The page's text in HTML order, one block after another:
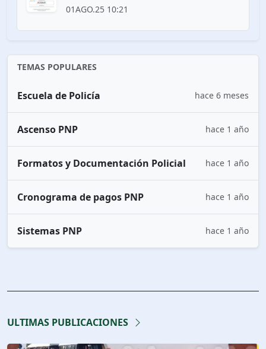
01AGO.25 10:21
TEMAS POPULARES
Escuela de Policía hace 6 meses
Ascenso PNP hace 1 año
Formatos y Documentación Policial hace 1 año
Cronograma de pagos PNP hace 1 año
Sistemas PNP hace 1 año
ULTIMAS PUBLICACIONES